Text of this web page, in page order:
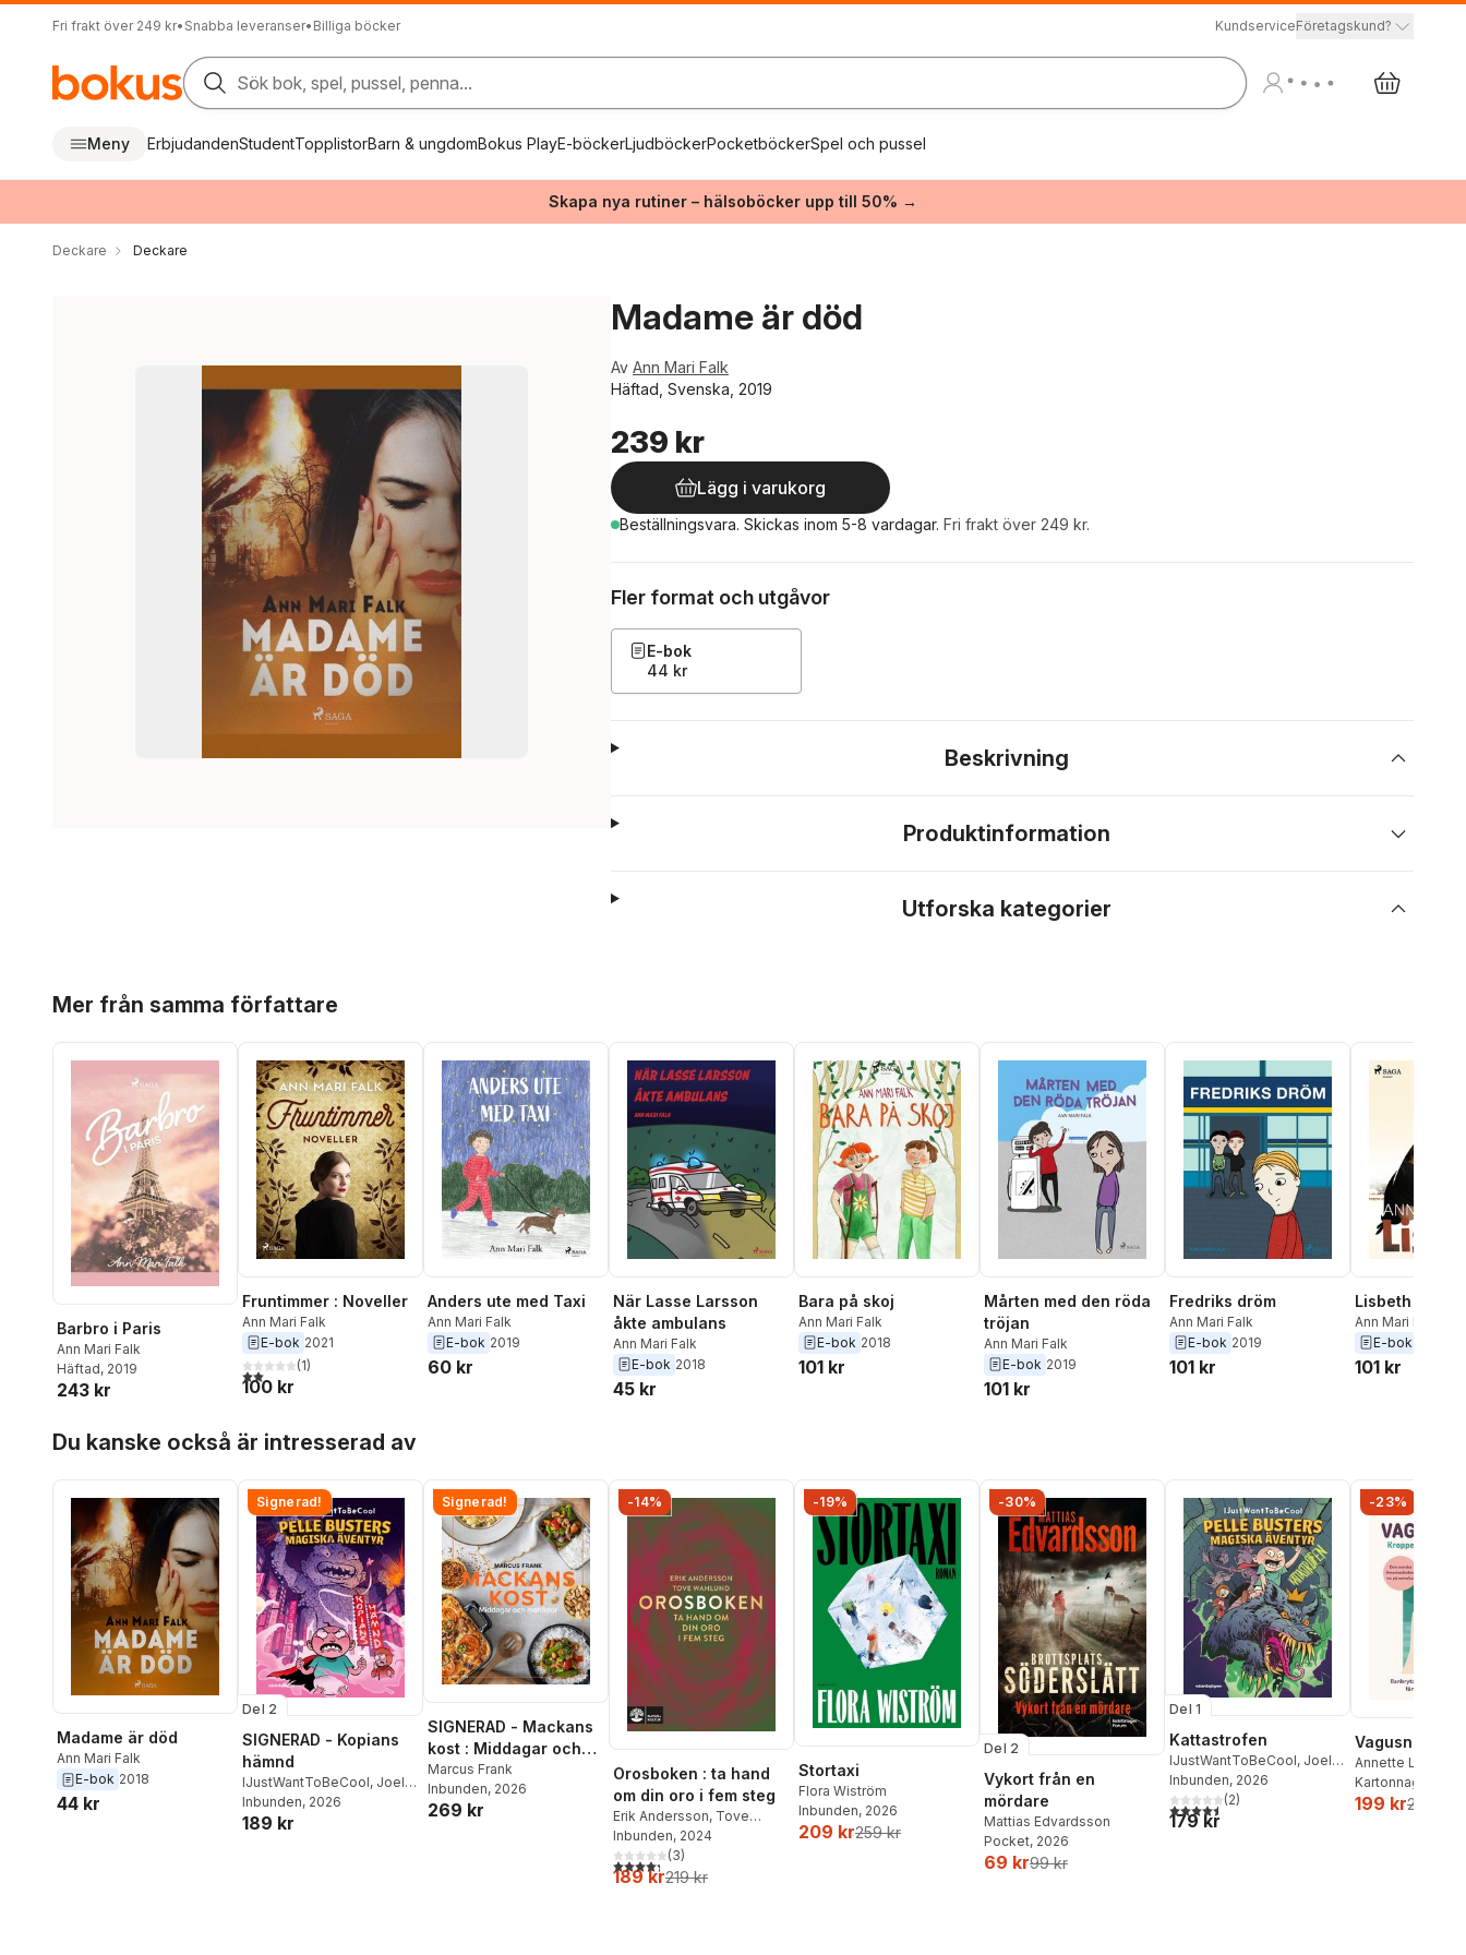
Fri frakt över 249 kr• Snabba leveranser• Billiga böcker KundserviceFöretagskund?
Sök bok, spel, pussel, penna...
Meny ErbjudandenStudentTopplistorBarn & ungdomBokus PlayE-böckerLjudböckerPocketböckerSpel och pussel
Skapa nya rutiner – hälsoböcker upp till 50% →
Deckare Deckare
Madame är död
Av Ann Mari Falk
Häftad, Svenska, 2019
239 kr
Lägg i varukorg
Beställningsvara. Skickas inom 5-8 vardagar. Fri frakt över 249 kr.
Fler format och utgåvor
E-bok
44 kr
Beskrivning
Produktinformation
Utforska kategorier
Mer från samma författare
Barbro i Paris
Ann Mari Falk
Häftad, 2019
243 kr
Fruntimmer : Noveller
Ann Mari Falk
E-bok 2021
2,0utav 5 stjärnor. Totalt antal röster:
(1)
100 kr
Anders ute med Taxi
Ann Mari Falk
E-bok 2019
60 kr
När Lasse Larsson
åkte ambulans
Ann Mari Falk
E-bok 2018
45 kr
Bara på skoj
Ann Mari Falk
E-bok 2018
101 kr
Mårten med den röda
tröjan
Ann Mari Falk
E-bok 2019
101 kr
Fredriks dröm
Ann Mari Falk
E-bok 2019
101 kr
Lisbeth
Ann Mari Falk
E-bok
101 kr
Du kanske också är intresserad av
Madame är död
Ann Mari Falk
E-bok 2018
44 kr
Signerad!
Del 2
SIGNERAD - Kopians
hämnd
IJustWantToBeCool, Joel
Adolphson,Emil Ejdemo
Beer ,Victor Beer
Inbunden, 2026
189 kr
Signerad!
SIGNERAD - Mackans
kost : Middagar och
matlådor
Marcus Frank
Inbunden, 2026
269 kr
-14%
Orosboken : ta hand
om din oro i fem steg
Erik Andersson, Tove
Wahlund
Inbunden, 2024
4,3utav 5 stjärnor. Totalt antal röster:
(3)
189 kr219 kr
-19%
Stortaxi
Flora Wiström
Inbunden, 2026
209 kr259 kr
-30%
Del 2
Vykort från en
mördare
Mattias Edvardsson
Pocket, 2026
69 kr99 kr
Del 1
Kattastrofen
IJustWantToBeCool, Joel
Adolphson,Emil Ejdemo
Beer,Victor Beer
Inbunden, 2026
4,5utav 5 stjärnor. Totalt antal röster:
(2)
179 kr
-23%
Vagusnerven
Annette Løno
Kartonnage
199 kr259 kr